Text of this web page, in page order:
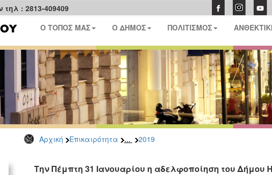
: 2813-409409
Ο ΤΟΠΟΣ ΜΑΣ Ο ΔΗΜΟΣ ΠΟΛΙΤΙΣΜΟΣ
Αρχική Επικαιρότητα ... 2019
Την Πέμπτη 31 Ιανουαρίου η αδελφοποίηση του